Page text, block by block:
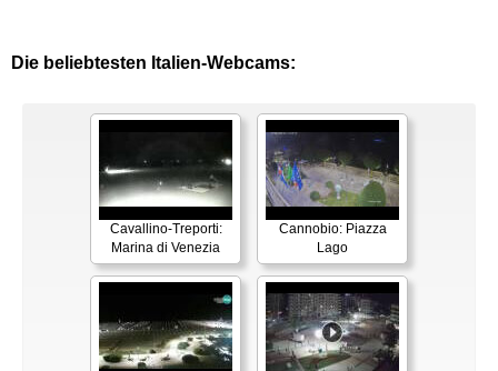
Die beliebtesten Italien-Webcams:
Cavallino-Treporti:
Marina di Venezia
Cannobio: Piazza
Lago